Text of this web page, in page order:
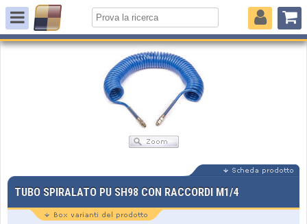
TUBO SPIRALATO PU SH98 CON RACCORDI M1/4